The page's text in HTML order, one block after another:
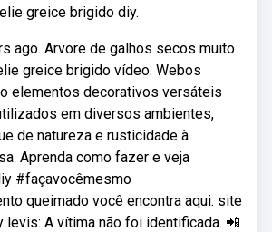
greice brigido diy.
ago. Arvore de galhos secos muito
greice brigido vídeo. Webos
elementos decorativos versáteis
em diversos ambientes,
de natureza e rusticidade à
Aprenda como fazer e veja
#façavocêmesmo
queimado você encontra aqui. site
levis: A vítima não foi identificada. 📲